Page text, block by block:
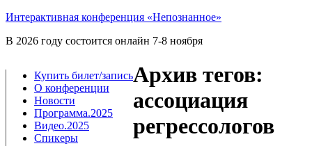
Интерактивная конференция «Непознанное»
В 2026 году состоится онлайн 7-8 ноября
Купить билет/​запись
О конференции
Новости
Программа.2025
Видео.2025
Спикеры
Архив тегов:
ассоциация
регрессологов